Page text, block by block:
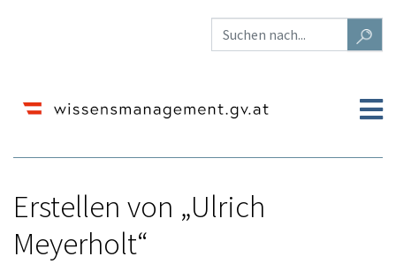
Erstellen von „Ulrich
Meyerholt“